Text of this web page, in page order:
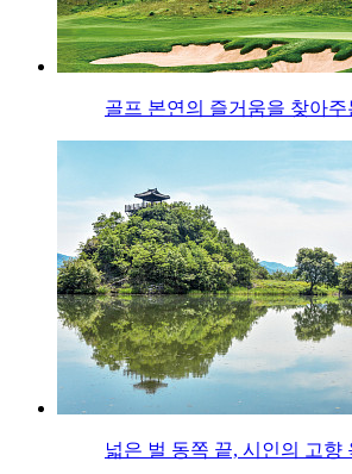
골프 본연의 즐거움을 찾아
넓은 벌 동쪽 끝, 시인의 고향